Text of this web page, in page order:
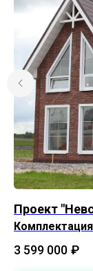
Проект
3 599 000 ₽